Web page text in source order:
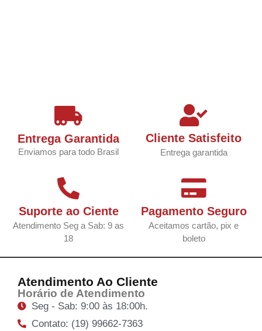
Entrega Garantida
Enviamos para todo Brasil
Cliente Satisfeito
Entrega garantida
Suporte ao Ciente
Atendimento Seg a Sab: 9 as
18
Pagamento Seguro
Aceitamos cartão, pix e
boleto
Atendimento Ao Cliente
Horário de Atendimento
Seg - Sab: 9:00 às 18:00h.
Contato: (19) 99662-7363